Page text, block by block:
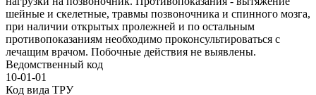
шейные и скелетные, травмы позвоночника и спинного мозга,
при наличии открытых пролежней и по остальным
противопоказаниям необходимо проконсультироваться с
лечащим врачом. Побочные действия не выявлены.
Ведомственный код
10-01-01
Код вида ТРУ